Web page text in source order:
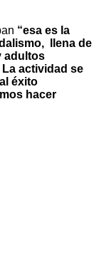
“esa es la
llena de
adultos
actividad se
éxito
hacer